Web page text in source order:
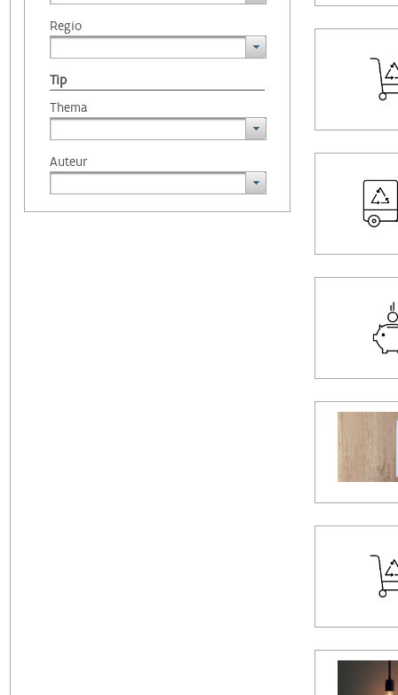
Regio
Tip
Thema
Auteur